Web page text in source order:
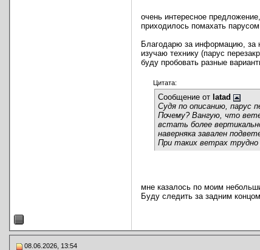
очень интересное
приходилось помахать парусом
Благодарю за информацию, за
изучаю технику (парус
буду пробовать разные
Цитата:
Сообщение от latad
Судя по описанию, парус
Почему? Вангую, что
встать более
наверняка завален
При таких ветрах трудно
мне казалось по моим
Буду следить за задним
08.06.2026, 13:54